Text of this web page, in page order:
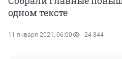
одном тексте
11 января 2021, 06:00 24 844